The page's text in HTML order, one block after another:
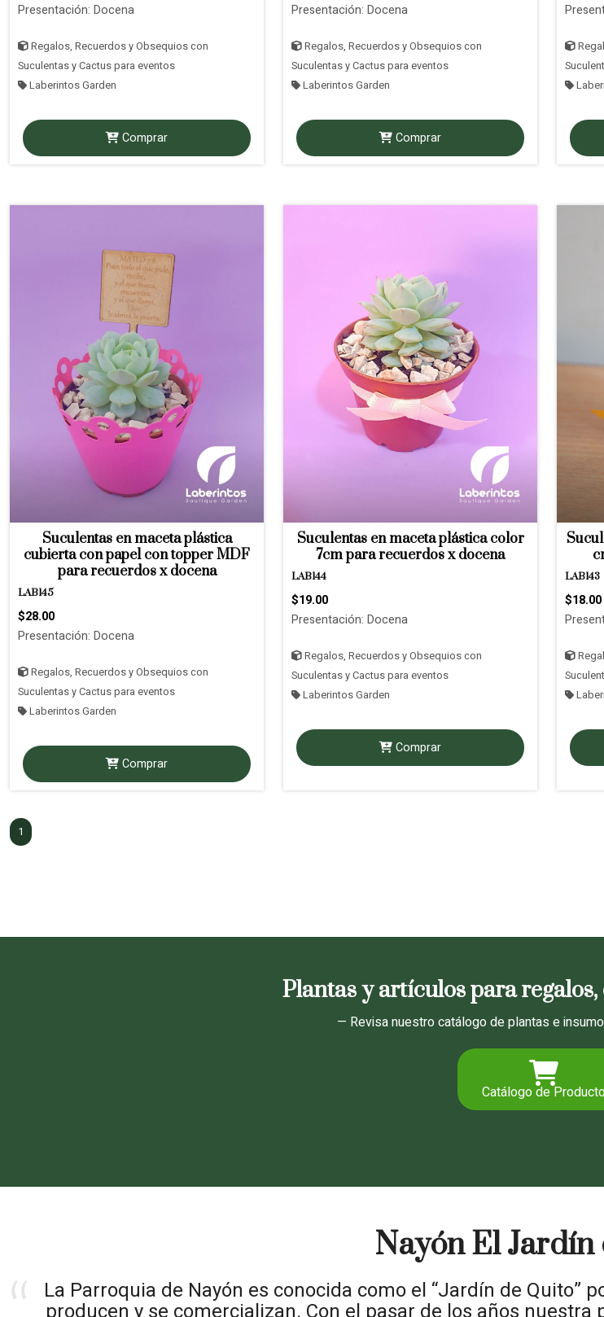
Presentación: Docena
Regalos, Recuerdos y Obsequios con
Suculentas y Cactus para eventos
Laberintos Garden
Comprar
Presentación: Docena
Regalos, Recuerdos y Obsequios con
Suculentas y Cactus para eventos
Laberintos Garden
Comprar
Suculentas en maceta plástica
cubierta con papel con topper MDF
para recuerdos x docena
LAB145
$28.00
Presentación: Docena
Regalos, Recuerdos y Obsequios con
Suculentas y Cactus para eventos
Laberintos Garden
Comprar
Suculentas en maceta plástica color
7cm para recuerdos x docena
LAB144
$19.00
Presentación: Docena
Regalos, Recuerdos y Obsequios con
Suculentas y Cactus para eventos
Laberintos Garden
Comprar
LAB143
$18.00
1
Plantas y artículos para
— Revisa nuestro catálogo de plantas e
Catálogo de
Nayón El
La Parroquia de Nayón es conocida como el “Jardín de